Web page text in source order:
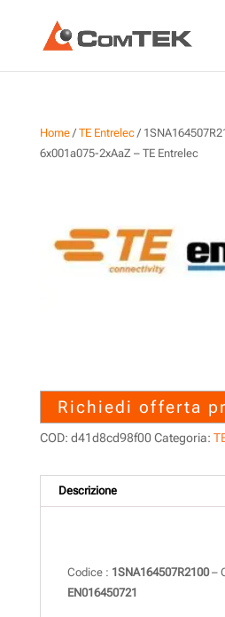
Home/ TE Entrelec/
6x001a075-2xAaZ – TE Entrelec
Richiedi offerta
COD: d41d8cd98f00 Categoria:
Descrizione
Codice : 1SNA164507R2100–
EN016450721